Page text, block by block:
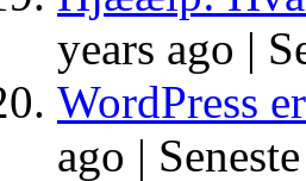
years ago |
WordPress
ago |